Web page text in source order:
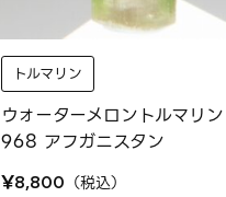
トルマリン
ウォーターメロントルマリン
968 アフガニスタン
¥8,800 （税込）